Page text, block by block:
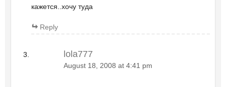
кажется..хочу туда
Reply
lola777
August 18, 2008 at 4:41 pm